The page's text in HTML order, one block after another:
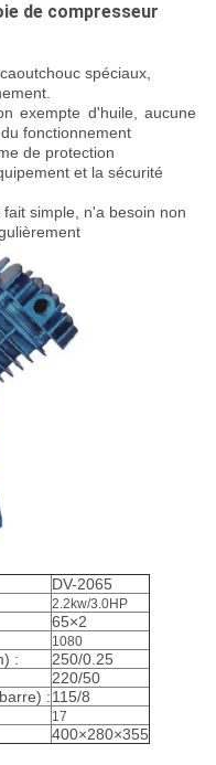
de compresseur
spéciaux,
exempte d'huile, aucune
fonctionnement
de protection
et la sécurité
simple, n'a besoin non
DV-2065
2.2kw/3.0HP
65×2
1080
:
250/0.25
220/50
:115/8
17
400×280×355